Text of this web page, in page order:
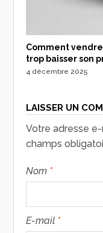
Comment
trop baisser son
4 décembre 2025
LAISSER UN
Votre adresse
champs
Nom *
E-mail *